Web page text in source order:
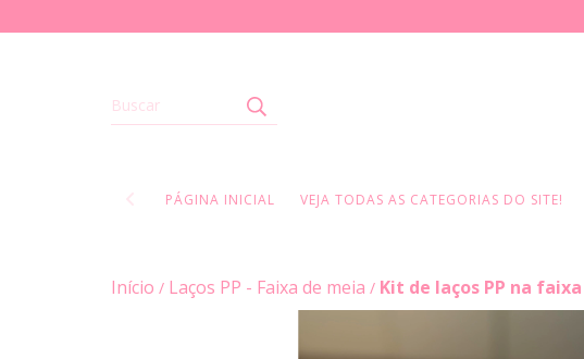
PÁGINA INICIAL VEJA TODAS AS CATEGORIAS DO SITE!
Início / Laços PP - Faixa de meia / Kit de laços PP na faixa